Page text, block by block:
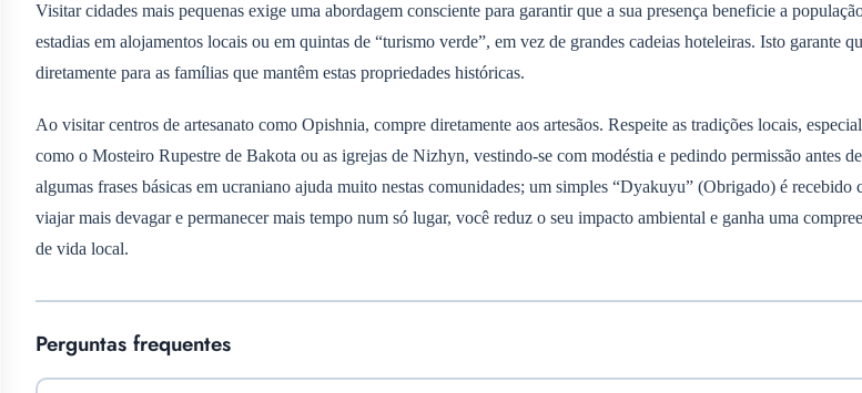
Visitar cidades mais pequenas exige uma abordagem consciente para garantir que a sua presença beneficie a
estadias em alojamentos locais ou em quintas de “turismo verde”, em vez de grandes cadeias hoteleiras. Isto garante
diretamente para as famílias que mantêm estas propriedades históricas.
Ao visitar centros de artesanato como Opishnia, compre diretamente aos artesãos. Respeite as tradições locais,
como o Mosteiro Rupestre de Bakota ou as igrejas de Nizhyn, vestindo-se com modéstia e pedindo permissão antes
algumas frases básicas em ucraniano ajuda muito nestas comunidades; um simples “Dyakuyu” (Obrigado) é
viajar mais devagar e permanecer mais tempo num só lugar, você reduz o seu impacto ambiental e ganha uma
de vida local.
Perguntas frequentes